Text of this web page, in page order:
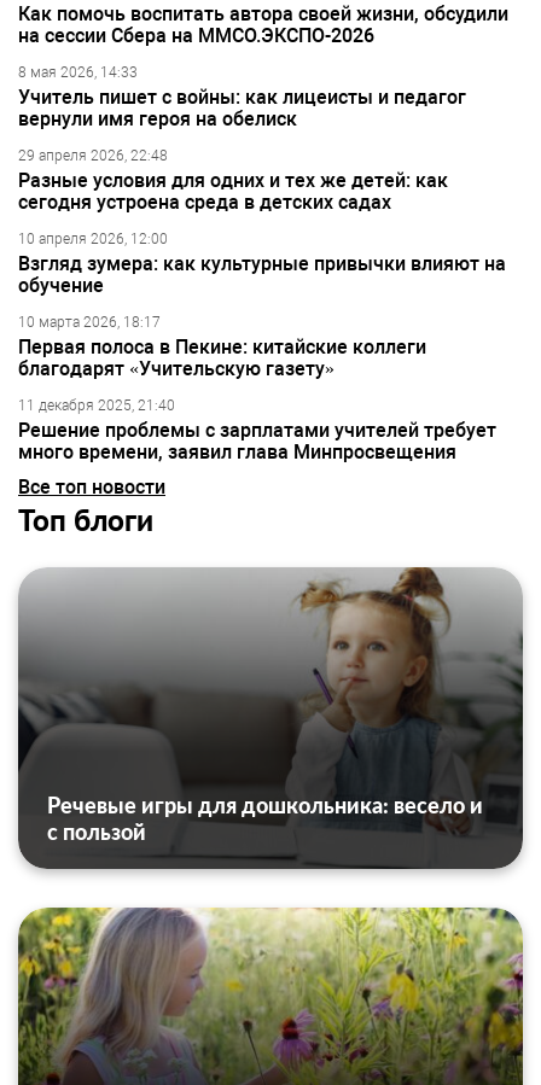
Как помочь воспитать автора своей жизни, обсудили
на сессии Сбера на ММСО.ЭКСПО-2026
8 мая 2026, 14:33
Учитель пишет с войны: как лицеисты и педагог
вернули имя героя на обелиск
29 апреля 2026, 22:48
Разные условия для одних и тех же детей: как
сегодня устроена среда в детских садах
10 апреля 2026, 12:00
Взгляд зумера: как культурные привычки влияют на
обучение
10 марта 2026, 18:17
Первая полоса в Пекине: китайские коллеги
благодарят «Учительскую газету»
11 декабря 2025, 21:40
Решение проблемы с зарплатами учителей требует
много времени, заявил глава Минпросвещения
Все топ новости
Топ блоги
Речевые игры для дошкольника: весело и
с пользой